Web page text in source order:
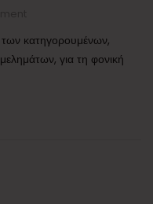
των κατηγορουμένων,
για τη φονική